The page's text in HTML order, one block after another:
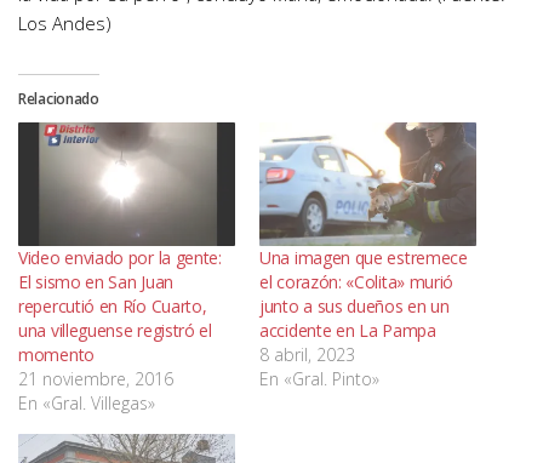
Los Andes)
Relacionado
Video enviado por la gente:
El sismo en San Juan
repercutió en Río Cuarto,
una villeguense registró el
momento
21 noviembre, 2016
En «Gral. Villegas»
Una imagen que estremece
el corazón: «Colita» murió
junto a sus dueños en un
accidente en La Pampa
8 abril, 2023
En «Gral. Pinto»